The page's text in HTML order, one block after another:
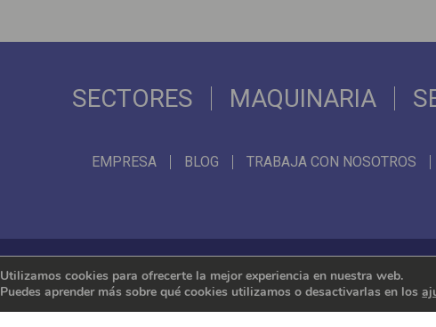
SECTORES MAQUINARIA
EMPRESA BLOG TRABAJA CON NOSOTROS
Representamos las mejores marcas
Utilizamos cookies para ofrecerte la mejor experiencia en nuestra web.
Puedes aprender más sobre qué cookies utilizamos o desactivarlas en los